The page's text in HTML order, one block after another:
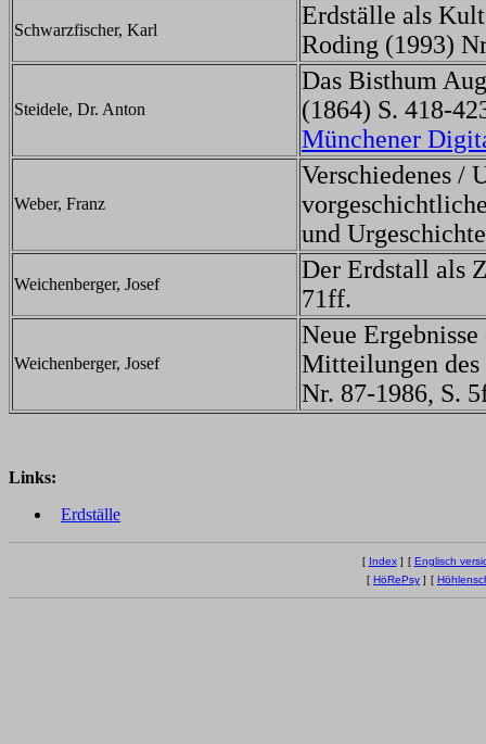
Schwarzfischer, Karl
Erdställe als
Roding (1993)
Steidele, Dr. Anton
Das Bisthum
(1864) S. 418-
Münchener
Weber, Franz
Verschiedenes /
und
Weichenberger, Josef
Der Erdstall als
71ff.
Weichenberger, Josef
Neue
Mitteilungen des
Nr. 87-1986, S.
Links:
Erdställe
[ Index] [ Englisch
[ HöRePsy ] [